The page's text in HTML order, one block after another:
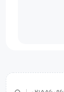
تنظیم